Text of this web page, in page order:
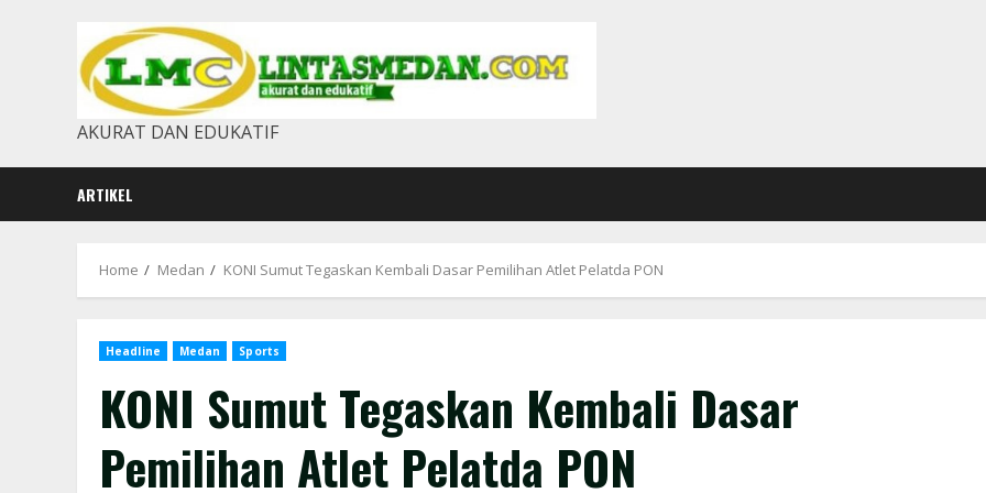
AKURAT DAN EDUKATIF
ARTIKEL
Home Medan KONI Sumut Tegaskan Kembali Dasar Pemilihan Atlet Pelatda PON
Headline Medan Sports
KONI Sumut Tegaskan Kembali Dasar
Pemilihan Atlet Pelatda PON